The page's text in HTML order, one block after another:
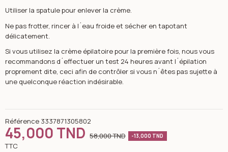
Utiliser la spatule pour enlever la crème.
Ne pas frotter, rincer à l´eau froide et sécher en tapotant
délicatement.
Si vous utilisez la crème épilatoire pour la première fois, nous vous
recommandons d´effectuer un test 24 heures avant l´épilation
proprement dite, ceci afin de contrôler si vous n´êtes pas sujette à
une quelconque réaction indésirable.
Référence 3337871305802
45,000 TND 58,000 TND -13,000 TND
TTC